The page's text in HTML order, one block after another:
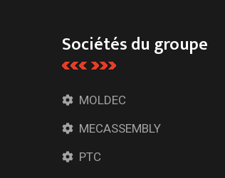
Sociétés du groupe
MOLDEC
MECASSEMBLY
PTC